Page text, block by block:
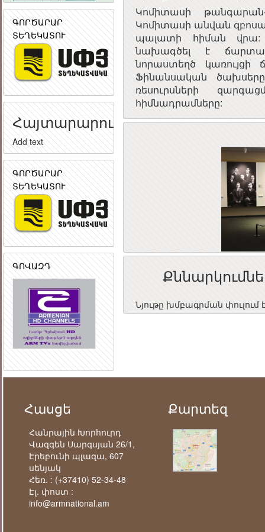
ԳՈՐԾԱՐԱՐ
ՏԵՂԵԿԱՏՈՒ
Հայտարարություն
Add text
ԳՈՐԾԱՐԱՐ
ՏԵՂԵԿԱՏՈՒ
ԳՈՎԱԶԴ
Կոմիտասի
Կոմիտասի անվան
պալատի հիման վրա:
նախագծել է
նորաստեղծ
Ֆինանսական ծախսերը
ռեսուրսների
հիմնադրամները:
Նյութը խմբագրման փուլում է
Հասցե
Հանրային Խորհուրդ
Վազգեն Սարգսյան 26/1,
Էրեբունի պլազա, 607
սենյակ
Հեռ. : (+37410) 52-34-48
Էլ. փոստ :
info@armnational.am
Քարտեզ